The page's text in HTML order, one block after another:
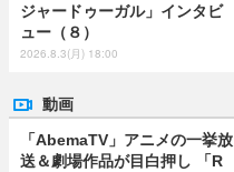
ジャードゥーガル」インタビ
ュー（８）
2026.8.3(月) 18:00
動画
「AbemaTV」アニメの一挙放
送＆劇場作品が目白押し 「R